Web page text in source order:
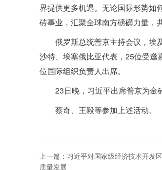
界提供更多机遇。无论国际形势如
砖事业，汇聚全球南方磅礴力量，
俄罗斯总统普京主持会议，埃
沙特、埃塞俄比亚代表，25位受
位国际组织负责人出席。
23日晚，习近平出席普京为金
蔡奇、王毅等参加上述活动。
上一篇：习近平对国家级经济技术开发
质量发展